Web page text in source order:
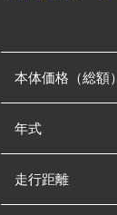
本体価格（総額）
年式
走行距離